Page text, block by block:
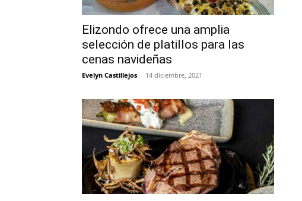
Elizondo ofrece una amplia
selección de platillos para las
cenas navideñas
Evelyn Castillejos - 14 diciembre, 2021